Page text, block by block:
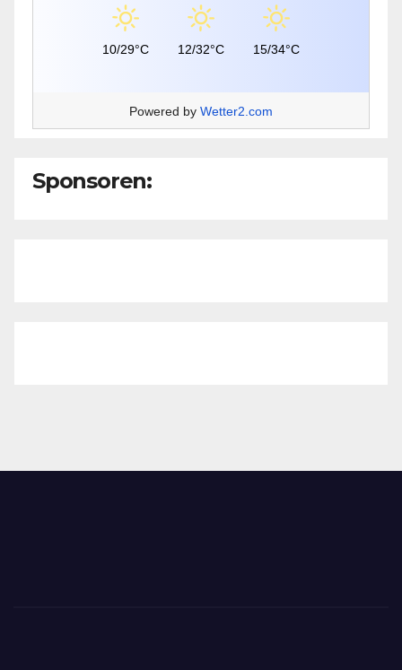
10/29°C 12/32°C 15/34°C
Powered by Wetter2.com
Sponsoren: